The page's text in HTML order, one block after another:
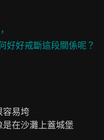
好好戒斷這段關係呢？
容易垮
在沙灘上蓋城堡